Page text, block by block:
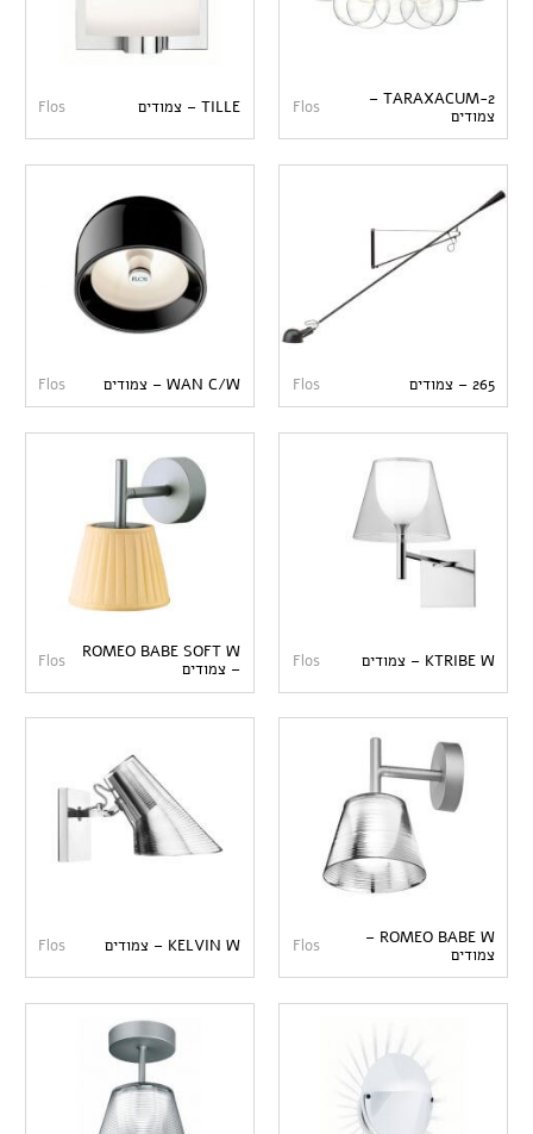
2-TARAXACUM –
צמודים
Flos TILLE – צמודים Flos
265 – צמודים Flos WAN C/W – צמודים Flos
KTRIBE W – צמודים Flos
ROMEO BABE SOFT W
– צמודים
Flos
ROMEO BABE W –
צמודים
Flos KELVIN W – צמודים Flos